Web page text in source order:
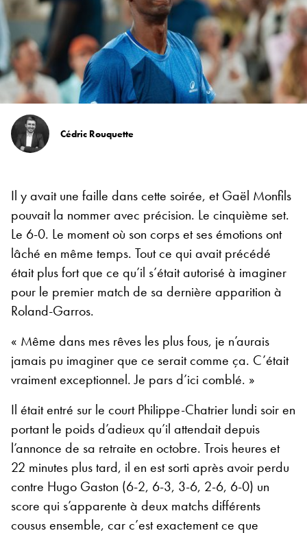
Cédric Rouquette
Il y avait une faille dans cette soirée, et Gaël Monfils
pouvait la nommer avec précision. Le cinquième set.
Le 6-0. Le moment où son corps et ses émotions ont
lâché en même temps. Tout ce qui avait précédé
était plus fort que ce qu’il s’était autorisé à imaginer
pour le premier match de sa dernière apparition à
Roland-Garros.
« Même dans mes rêves les plus fous, je n’aurais
jamais pu imaginer que ce serait comme ça. C’était
vraiment exceptionnel. Je pars d’ici comblé. »
Il était entré sur le court Philippe-Chatrier lundi soir en
portant le poids d’adieux qu’il attendait depuis
l’annonce de sa retraite en octobre. Trois heures et
22 minutes plus tard, il en est sorti après avoir perdu
contre Hugo Gaston (6-2, 6-3, 3-6, 2-6, 6-0) un
score qui s’apparente à deux matchs différents
cousus ensemble, car c’est exactement ce que